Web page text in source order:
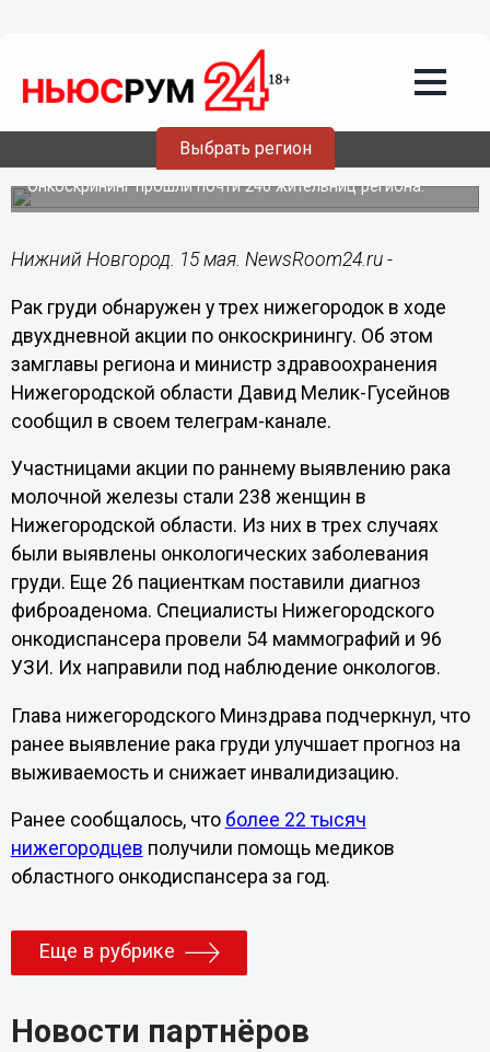
Выбрать регион
Три случая рака молочной железы
диагностировали у нижегородок на
акции онкодиспансера
Онкоскрининг прошли почти 240 жительниц региона.
Нижний Новгород. 15 мая. NewsRoom24.ru -
Рак груди обнаружен у трех нижегородок в ходе
двухдневной акции по онкоскринингу. Об этом
замглавы региона и министр здравоохранения
Нижегородской области Давид Мелик-Гусейнов
сообщил в своем телеграм-канале.
Участницами акции по раннему выявлению рака
молочной железы стали 238 женщин в
Нижегородской области. Из них в трех случаях
были выявлены онкологических заболевания
груди. Еще 26 пациенткам поставили диагноз
фиброаденома. Специалисты Нижегородского
онкодиспансера провели 54 маммографий и 96
УЗИ. Их направили под наблюдение онкологов.
Глава нижегородского Минздрава подчеркнул, что
ранее выявление рака груди улучшает прогноз на
выживаемость и снижает инвалидизацию.
Ранее сообщалось, что более 22 тысяч
нижегородцев получили помощь медиков
областного онкодиспансера за год.
Еще в рубрике
Новости партнёров